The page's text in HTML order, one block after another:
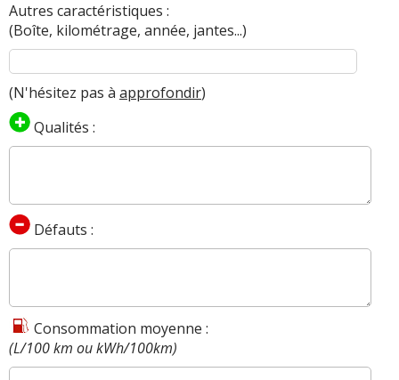
Autres caractéristiques :
(Boîte, kilométrage, année, jantes...)
(N'hésitez pas à approfondir)
Qualités :
Défauts :
Consommation moyenne :
(L/100 km ou kWh/100km)